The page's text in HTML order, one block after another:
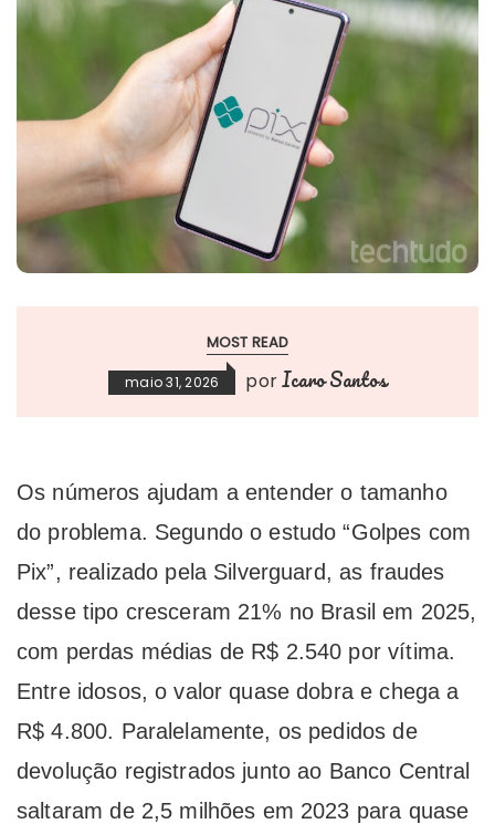
MOST READ
maio 31, 2026 porIcaro Santos
Os números ajudam a entender o tamanho
do problema. Segundo o estudo “Golpes com
Pix”, realizado pela Silverguard, as fraudes
desse tipo cresceram 21% no Brasil em 2025,
com perdas médias de R$ 2.540 por vítima.
Entre idosos, o valor quase dobra e chega a
R$ 4.800. Paralelamente, os pedidos de
devolução registrados junto ao Banco Central
saltaram de 2,5 milhões em 2023 para quase